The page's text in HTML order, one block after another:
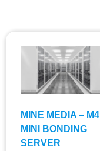
MINE MEDIA – M4
MINI BONDING
SERVER